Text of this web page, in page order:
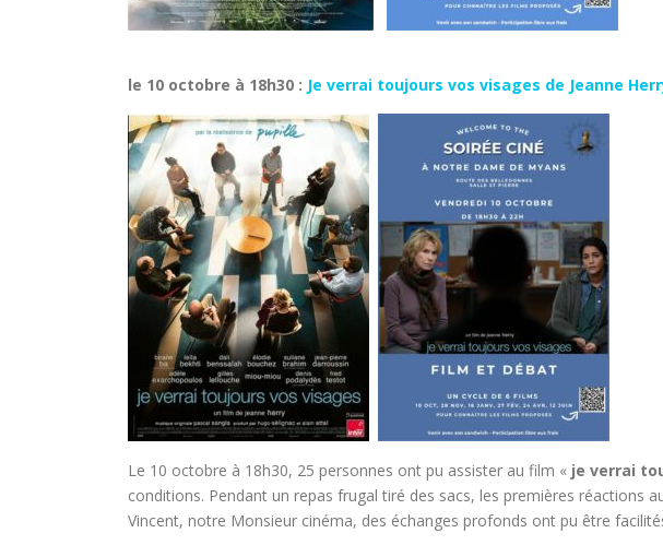
le 10 octobre à 18h30 : Je verrai toujours vos visages de Jeanne
Le 10 octobre à 18h30, 25 personnes ont pu assister au film « je verrai
conditions. Pendant un repas frugal tiré des sacs, les premières réactions
Vincent, notre Monsieur cinéma, des échanges profonds ont pu être